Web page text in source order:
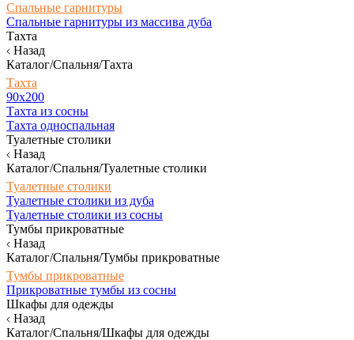
Спальные гарнитуры
Спальные гарнитуры из массива дуба
Тахта
Назад
Каталог/Спальня/Тахта
Тахта
90х200
Тахта из сосны
Тахта односпальная
Туалетные столики
Назад
Каталог/Спальня/Туалетные столики
Туалетные столики
Туалетные столики из дуба
Туалетные столики из сосны
Тумбы прикроватные
Назад
Каталог/Спальня/Тумбы прикроватные
Тумбы прикроватные
Прикроватные тумбы из сосны
Шкафы для одежды
Назад
Каталог/Спальня/Шкафы для одежды